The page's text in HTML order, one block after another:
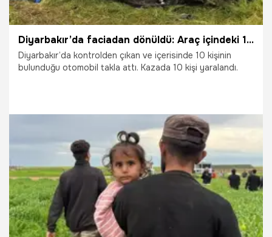
Diyarbakır’da faciadan dönüldü: Araç içindeki 10 kişiyle takla attı
Diyarbakır’da kontrolden çıkan ve içerisinde 10 kişinin
bulunduğu otomobil takla attı. Kazada 10 kişi yaralandı.
Diyarbakır